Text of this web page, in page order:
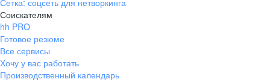
pr@krd.hh.ru
Владивосток
пер. Ланинский д. 4, офис 3.4
+7 423 202-33-28
Сетка: соцсеть для нетворкинга
Соискателям
hh PRO
Готовое резюме
Все сервисы
Хочу у вас работать
Производственный календарь